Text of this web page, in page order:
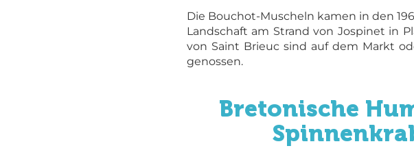
Die Bouchot-Muscheln kamen in den
Landschaft am Strand von Jospinet in
von Saint Brieuc sind auf dem Markt
genossen.
Bretonische